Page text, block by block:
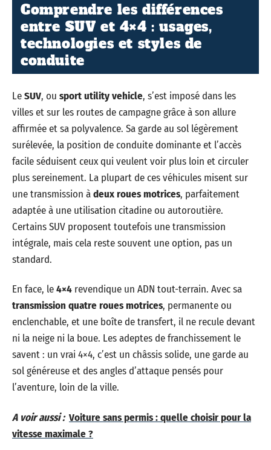
Comprendre les différences
entre SUV et 4×4 : usages,
technologies et styles de
conduite
LeSUV, ou sport utility vehicle, s’est imposé dans les
villes et sur les routes de campagne grâce à son allure
affirmée et sa polyvalence. Sa garde au sol légèrement
surélevée, la position de conduite dominante et l’accès
facile séduisent ceux qui veulent voir plus loin et circuler
plus sereinement. La plupart de ces véhicules misent sur
une transmission àdeux roues motrices, parfaitement
adaptée à une utilisation citadine ou autoroutière.
Certains SUV proposent toutefois une transmission
intégrale, mais cela reste souvent une option, pas un
standard.
En face, le4×4 revendique un ADN tout-terrain. Avec sa
transmission quatre roues motrices, permanente ou
enclenchable, et une boîte de transfert, il ne recule devant
ni la neige ni la boue. Les adeptes de franchissement le
savent : un vrai 4×4, c’est un châssis solide, une garde au
sol généreuse et des angles d’attaque pensés pour
l’aventure, loin de la ville.
A voir aussi : Voiture sans permis : quelle choisir pour la
vitesse maximale ?